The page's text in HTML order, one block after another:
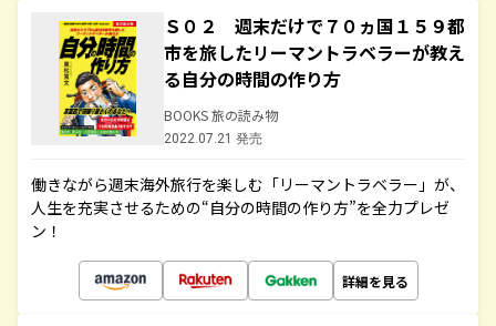
Ｓ０２ 週末だけで７０ヵ国１５９都
市を旅したリーマントラベラーが教え
る自分の時間の作り方
BOOKS 旅の読み物
2022.07.21 発売
働きながら週末海外旅行を楽しむ「リーマントラベラー」が、
人生を充実させるための“自分の時間の作り方”を全力プレゼ
ン！
詳細を見る